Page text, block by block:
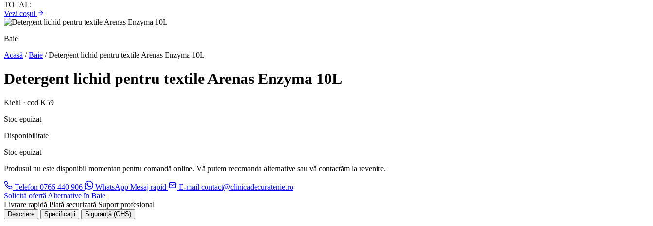
TOTAL:
Vezi coșul
Baie
Acasă /Baie /Detergent lichid pentru textile Arenas Enzyma 10L
Detergent lichid pentru textile Arenas Enzyma 10L
Kiehl · cod K59
Stoc epuizat
Disponibilitate
Stoc epuizat
Produsul nu este disponibil momentan pentru comandă online. Vă putem recomanda alternative sau vă contactăm la revenire.
Telefon 0766 440 906 WhatsApp Mesaj rapid E-mail contact@clinicadecuratenie.ro
Solicită ofertă Alternative în Baie
Livrare rapidă Plată securizată Suport profesional
Descriere Specificații Siguranță (GHS)